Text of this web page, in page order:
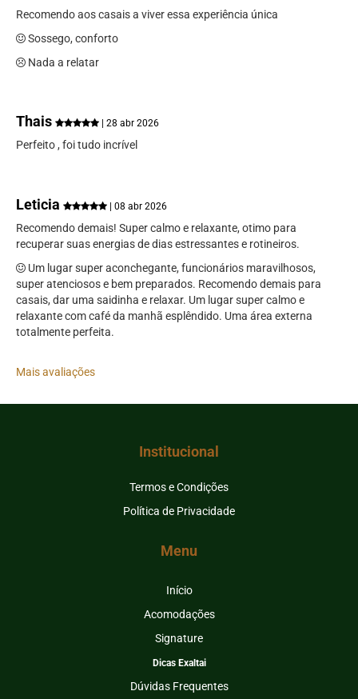
Recomendo aos casais a viver essa experiência única
Sossego, conforto
Nada a relatar
Thais | 28 abr 2026
Perfeito , foi tudo incrível
Leticia | 08 abr 2026
Recomendo demais! Super calmo e relaxante, otimo para
recuperar suas energias de dias estressantes e rotineiros.
Um lugar super aconchegante, funcionários maravilhosos,
super atenciosos e bem preparados. Recomendo demais para
casais, dar uma saidinha e relaxar. Um lugar super calmo e
relaxante com café da manhã esplêndido. Uma área externa
totalmente perfeita.
Mais avaliações
Institucional
Termos e Condições
Política de Privacidade
Menu
Início
Acomodações
Signature
Dicas Exaltai
Dúvidas Frequentes